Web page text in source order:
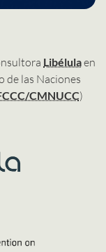
Libélulaen
de las Naciones
CMNUCC)